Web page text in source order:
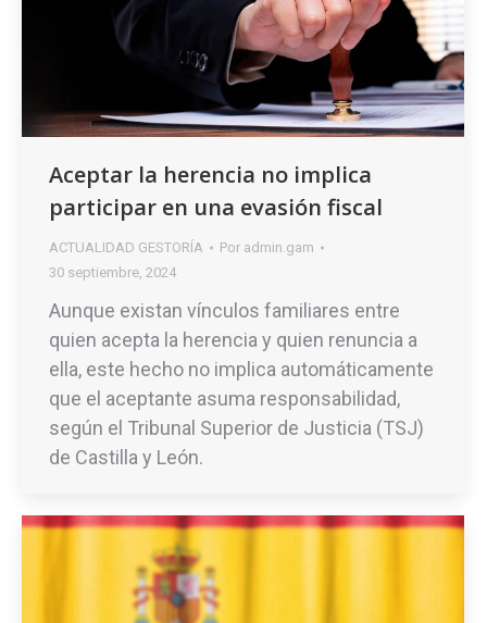
Aceptar la herencia no implica
participar en una evasión fiscal
ACTUALIDAD GESTORÍA Por admin.gam
30 septiembre, 2024
Aunque existan vínculos familiares entre
quien acepta la herencia y quien renuncia a
ella, este hecho no implica automáticamente
que el aceptante asuma responsabilidad,
según el Tribunal Superior de Justicia (TSJ)
de Castilla y León.